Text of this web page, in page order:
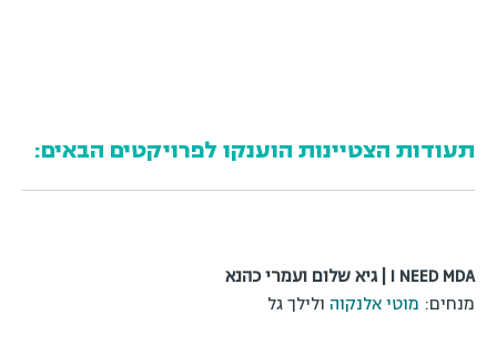
תעודות הצטיינות הוענקו לפרויקטים הבאים:
I NEED MDA | גיא שלום ועמרי כהנא
מנחים: מוטי אלנקוה ולילך גל